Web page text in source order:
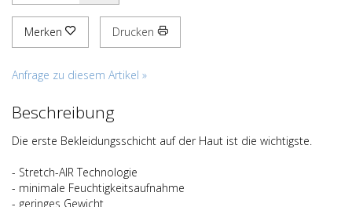
Merken Drucken
Anfrage zu diesem Artikel »
Beschreibung
Die erste Bekleidungsschicht auf der Haut ist die wichtigste.
- Stretch-AIR Technologie
- minimale Feuchtigkeitsaufnahme
- geringes Gewicht